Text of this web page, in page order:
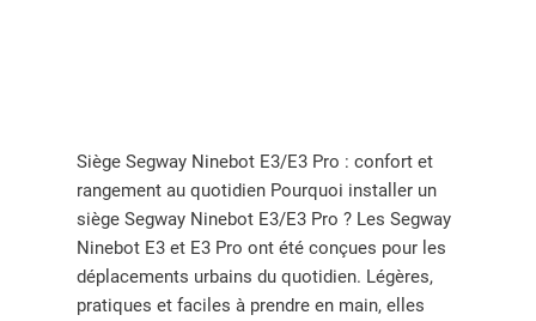
Siège Segway Ninebot E3/E3 Pro : confort et
rangement au quotidien Pourquoi installer un
siège Segway Ninebot E3/E3 Pro ? Les Segway
Ninebot E3 et E3 Pro ont été conçues pour les
déplacements urbains du quotidien. Légères,
pratiques et faciles à prendre en main, elles